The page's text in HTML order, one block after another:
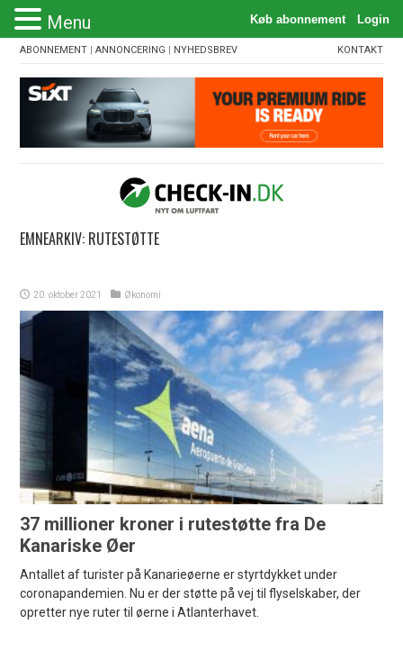
ABONNEMENT |ANNONCERING | NYHEDSBREV KONTAKT
EMNEARKIV: RUTESTØTTE
20. oktober 2021 Økonomi
37 millioner kroner i rutestøtte fra De
Kanariske Øer
Antallet af turister på Kanarieøerne er styrtdykket under
coronapandemien. Nu er der støtte på vej til flyselskaber, der
opretter nye ruter til øerne i Atlanterhavet.
Menu